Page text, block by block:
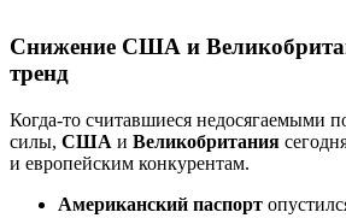
Снижение США и
тренд
Когда-то считавшиеся недосягаемыми
силы, США и Великобритания
и европейским конкурентам.
Американский паспорт